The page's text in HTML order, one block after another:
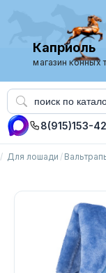
Каприоль
магазин конных
8(915)153-
Для лошади